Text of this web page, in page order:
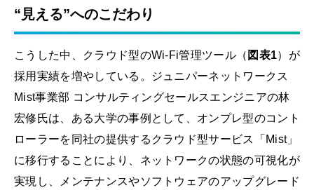
“見える”へのこだわり
こうした中、クラウド型のWi-Fi管理ツール（ 図表1）が
採用実績を増やしている。ジュニパーネットワークス
Mist事業部 コンサルティングセールスエンジニアの林
宏修氏は、ある大学の事例として、オンプレ型のコント
ローラーを同社の提供するクラウド型サービス「Mist」
に移行することにより、ネットワークの状態の可視化が
実現し、メンテナンスやソフトウェアのアップグレード